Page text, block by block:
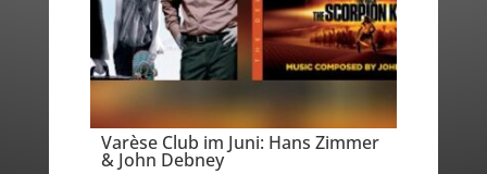
Varèse Club im Juni: Hans Zimmer
& John Debney